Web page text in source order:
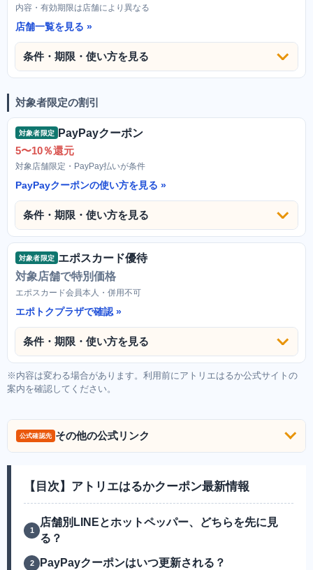
内容・有効期限は店舗により異なる
店舗一覧を見る
条件・期限・使い方を見る
対象者限定の割引
対象者限定
PayPayクーポン
5〜10％還元
対象店舗限定・PayPay払いが条件
PayPayクーポンの使い方を見る
条件・期限・使い方を見る
対象者限定 エポスカード優待
対象店舗で特別価格
エポスカード会員本人・併用不可
エポトクプラザで確認
条件・期限・使い方を見る
※内容は変わる場合があります。利用前にアトリエはるか公式サイトの
案内を確認してください。
公式確認先 その他の公式リンク
【目次】アトリエはるかクーポン最新情報
店舗別LINEとホットペッパー、どちらを先に見
る？
PayPayクーポンはいつ更新される？